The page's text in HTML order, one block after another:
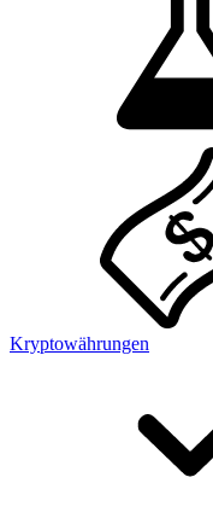
Kryptowährungen